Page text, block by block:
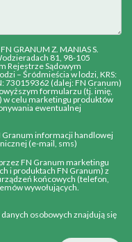
GRANUM Z. MANIAS S.
81, 98-105
Rejestrze Sądowym
– Śródmieścia w lodzi, KRS:
730159362 (dalej: FN Granum)
formularzu (tj. imię,
celu marketingu produktów
ewentualnej
Granum informacji handlowej
(e-mail, sms)
FN Granum marketingu
i produktach FN Granum) z
końcowych (telefon,
wywołujących.
osobowych znajdują się